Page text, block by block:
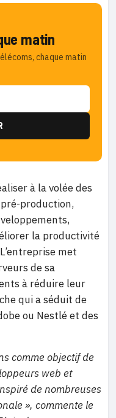
matin
chaque matin
à la volée des
production,
la productivité
met
de sa
à réduire leur
qui a séduit de
ou Nestlé et des
comme objectif de
web et
de nombreuses
», commente le